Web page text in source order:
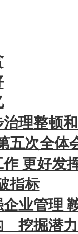
理整顿
五次全体
更好发
指标
业管理
掘潜力